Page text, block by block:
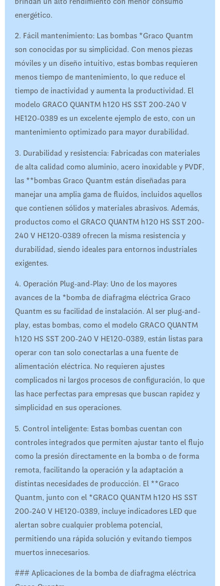
energético.
2. Fácil mantenimiento: Las bombas *Graco Quantm
son conocidas por su simplicidad. Con menos piezas
móviles y un diseño intuitivo, estas bombas requieren
menos tiempo de mantenimiento, lo que reduce el
tiempo de inactividad y aumenta la productividad. El
modelo GRACO QUANTM h120 HS SST 200-240 V
HE120-0389 es un excelente ejemplo de esto, con un
mantenimiento optimizado para mayor durabilidad.
3. Durabilidad y resistencia: Fabricadas con materiales
de alta calidad como aluminio, acero inoxidable y PVDF,
las **bombas Graco Quantm están diseñadas para
manejar una amplia gama de fluidos, incluidos aquellos
que contienen sólidos y materiales abrasivos. Además,
productos como el GRACO QUANTM h120 HS SST 200-
240 V HE120-0389 ofrecen la misma resistencia y
durabilidad, siendo ideales para entornos industriales
exigentes.
4. Operación Plug-and-Play: Uno de los mayores
avances de la *bomba de diafragma eléctrica Graco
Quantm es su facilidad de instalación. Al ser plug-and-
play, estas bombas, como el modelo GRACO QUANTM
h120 HS SST 200-240 V HE120-0389, están listas para
operar con tan solo conectarlas a una fuente de
alimentación eléctrica. No requieren ajustes
complicados ni largos procesos de configuración, lo que
las hace perfectas para empresas que buscan rapidez y
simplicidad en sus operaciones.
5. Control inteligente: Estas bombas cuentan con
controles integrados que permiten ajustar tanto el flujo
como la presión directamente en la bomba o de forma
remota, facilitando la operación y la adaptación a
distintas necesidades de producción. El **Graco
Quantm, junto con el *GRACO QUANTM h120 HS SST
200-240 V HE120-0389, incluye indicadores LED que
alertan sobre cualquier problema potencial,
permitiendo una rápida solución y evitando tiempos
muertos innecesarios.
### Aplicaciones de la bomba de diafragma eléctrica